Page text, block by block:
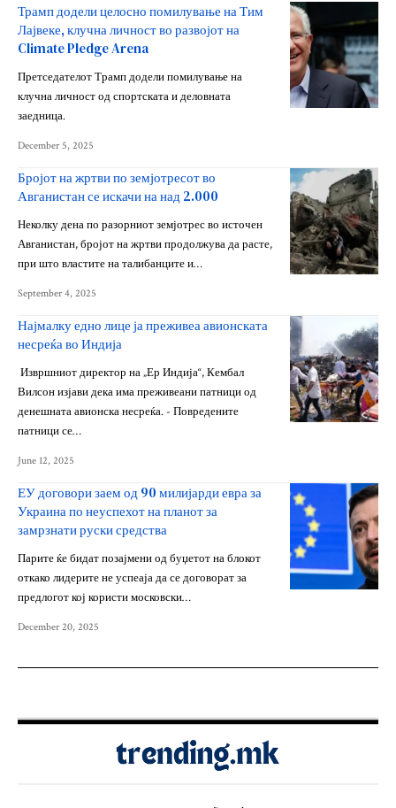
Трамп додели целосно помилување на Тим
Лајвеке, клучна личност во развојот на
Climate Pledge Arena
Претседателот Трамп додели помилување на
клучна личност од спортската и деловната
заедница.
December 5, 2025
Бројот на жртви по земјотресот во
Авганистан се искачи на над 2.000
Неколку дена по разорниот земјотрес во источен
Авганистан, бројот на жртви продолжува да расте,
при што властите на талибанците и…
September 4, 2025
Најмалку едно лице ја преживеа авионската
несреќа во Индија
Извршниот директор на „Ер Индија“, Кембал
Вилсон изјави дека има преживеани патници од
денешната авионска несреќа. - Повредените
патници се…
June 12, 2025
ЕУ договори заем од 90 милијарди евра за
Украина по неуспехот на планот за
замрзнати руски средства
Парите ќе бидат позајмени од буџетот на блокот
откако лидерите не успеаја да се договорат за
предлогот кој користи московски…
December 20, 2025